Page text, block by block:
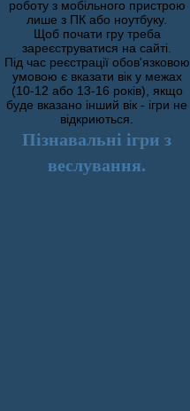
роботу з мобільного пристрою
лише з ПК або ноутбуку.
Щоб почати гру треба
зареєструватися на сайті.
Під час реєстрації обов'язковою
умовою є вказати вік у межах
(10-12 або 13-16 років), якщо
буде вказано інший вік - ігри не
відкриються.
Пізнавальні ігри з
веслування.